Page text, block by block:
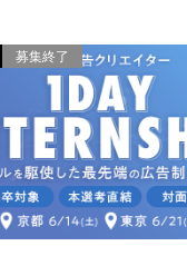
募集終了